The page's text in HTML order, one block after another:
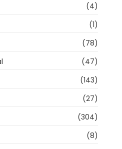
(4)
(1)
(78)
(47)
(143)
(27)
(304)
(8)